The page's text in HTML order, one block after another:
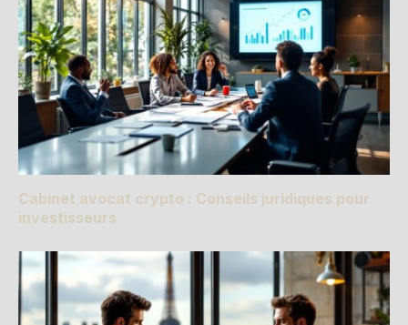
Cabinet avocat crypto : Conseils juridiques pour
investisseurs